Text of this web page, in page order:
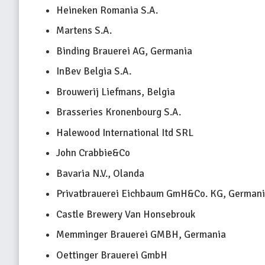
Heineken Romania S.A.
Martens S.A.
Binding Brauerei AG, Germania
InBev Belgia S.A.
Brouwerij Liefmans, Belgia
Brasseries Kronenbourg S.A.
Halewood International Itd SRL
John Crabbie&Co
Bavaria N.V., Olanda
Privatbrauerei Eichbaum GmH&Co. KG,
Castle Brewery Van Honsebrouk
Memminger Brauerei GMBH, Germania
Oettinger Brauerei GmbH